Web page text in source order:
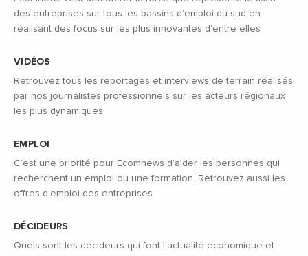
des entreprises sur tous les bassins d’emploi du sud en
réalisant des focus sur les plus innovantes d’entre elles
VIDÉOS
Retrouvez tous les reportages et interviews de terrain réalisés
par nos journalistes professionnels sur les acteurs régionaux
les plus dynamiques
EMPLOI
C’est une priorité pour Ecomnews d’aider les personnes qui
recherchent un emploi ou une formation. Retrouvez aussi les
offres d’emploi des entreprises
DÉCIDEURS
Quels sont les décideurs qui font l’actualité économique et